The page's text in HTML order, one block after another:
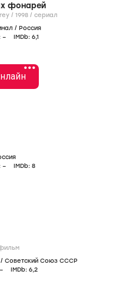
фонарей
Ulitsy razbitykh fonarey / 1998 / сериал
/ Россия
– IMDb: 6,1
•••
– IMDb: 8
/ Советский Союз СССР
– IMDb: 6,2